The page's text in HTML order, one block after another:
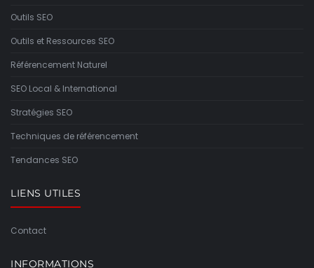
Outils SEO
Outils et Ressources SEO
Référencement Naturel
SEO Local & International
Stratégies SEO
Techniques de référencement
Tendances SEO
LIENS UTILES
Contact
INFORMATIONS